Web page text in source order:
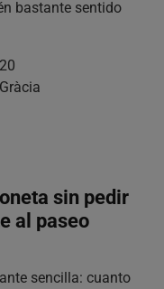
bastante sentido
sin pedir
al paseo
sencilla: cuanto